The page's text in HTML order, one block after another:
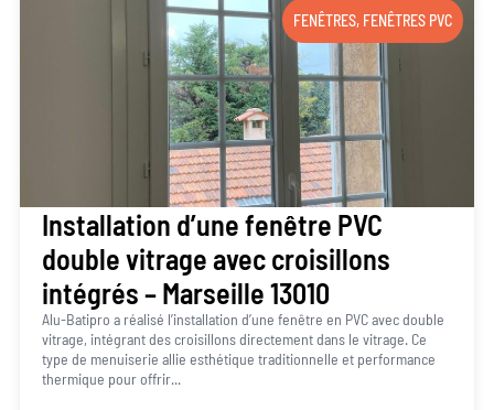
FENÊTRES, FENÊTRES PVC
Installation d’une fenêtre PVC
double vitrage avec croisillons
intégrés – Marseille 13010
Alu-Batipro a réalisé l’installation d’une fenêtre en PVC avec double
vitrage, intégrant des croisillons directement dans le vitrage. Ce
type de menuiserie allie esthétique traditionnelle et performance
thermique pour offrir...